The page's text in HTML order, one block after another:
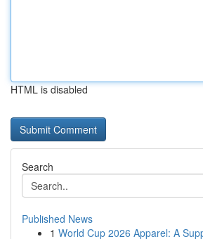
HTML is disabled
Search
Published News
1 World Cup 2026 Apparel: A